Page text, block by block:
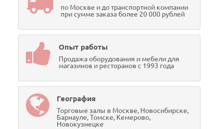
по Москве и до транспортной компании
при сумме заказа более 20 000 рублей
Опыт работы
Продажа оборудования и мебели для
магазинов и ресторанов с 1993 года
География
Торговые залы в Москве, Новосибирске,
Барнауле, Томске, Кемерово,
Новокузнецке